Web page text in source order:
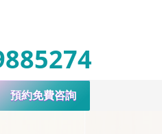
預約免費咨詢